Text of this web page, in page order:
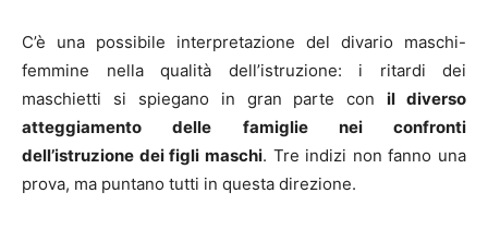
C’è una possibile interpretazione del divario maschi-
femmine nella qualità dell’istruzione: i ritardi dei
maschietti si spiegano in gran parte conil diverso
atteggiamento delle famiglie nei confronti
dell’istruzione dei figli maschi. Tre indizi non fanno una
prova, ma puntano tutti in questa direzione.